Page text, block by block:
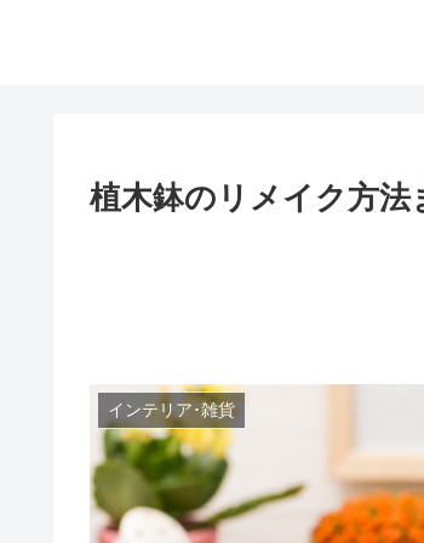
植木鉢のリメイク方法
インテリア･雑貨